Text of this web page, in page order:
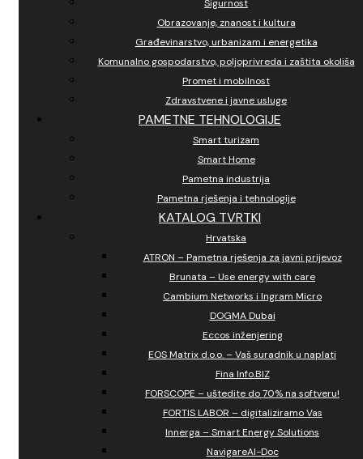
Sigurnost
Obrazovanje, znanost i kultura
Građevinarstvo, urbanizam i energetika
Komunalno gospodarstvo, poljoprivreda i zaštita okoliša
Promet i mobilnost
Zdravstvene i javne usluge
PAMETNE TEHNOLOGIJE
Smart turizam
Smart Home
Pametna industrija
Pametna rješenja i tehnologije
KATALOG TVRTKI
Hrvatska
ATRON – Pametna rješenja za javni prijevoz
Brunata – Use energy with care
Cambium Networks i Ingram Micro
DOGMA Dubai
Eccos inženjering
EOS Matrix d.o.o. – Vaš suradnik u naplati
Fina Info.BIZ
FORSCOPE – uštedite do 70% na softveru!
FORTIS LABOR – digitaliziramo Vas
Innerga – Smart Energy Solutions
NavigareAI-Doc